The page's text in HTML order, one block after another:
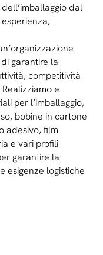
dal
garantire la
competitività
e
per l’imballaggio,
bobine in cartone
adesivo, film
e vari profili
garantire la
esigenze logistiche